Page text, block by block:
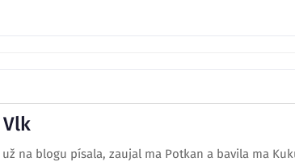
na blogu písala, zaujal ma Potkan a bavila ma